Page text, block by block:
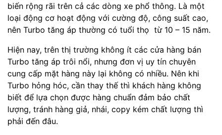
biến rộng rãi trên cả các dòng xe phổ thông. Là một
loại động cơ hoạt động với cường độ, công suất cao,
nên Turbo tăng áp thường có tuổi thọ từ 10 – 15 năm.
Hiện nay, trên thị trường không ít các cửa hàng bán
Turbo tăng áp trôi nổi, nhưng đơn vị uy tín chuyên
cung cấp mặt hàng này lại không có nhiều. Nên khi
Turbo hỏng hóc, cần thay thế thì khách hàng không
biết để lựa chọn được hàng chuẩn đảm bảo chất
lượng, tránh hàng giả, nhái, copy kém chất lượng thì
phải đến đâu.